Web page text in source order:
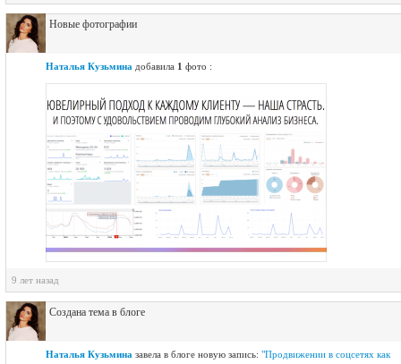
Новые фотографии
Наталья Кузьмина добавила 1 фото :
9 лет назад
Создана тема в блоге
Наталья Кузьмина завелa в блоге новую запись: "Продвижении в соцсетях как